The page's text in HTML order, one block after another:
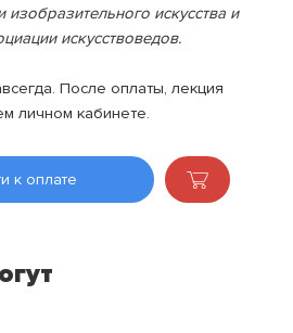
изобразительного искусства и
искусствоведов.
После оплаты, лекция
личном кабинете.
к оплате